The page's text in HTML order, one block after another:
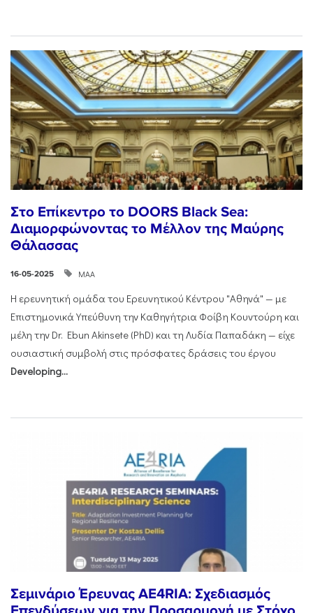
Στο Επίκεντρο το DOORS Black Sea:
Διαμορφώνοντας το Μέλλον της Μαύρης
Θάλασσας
16-05-2025 ΜΑΑ
Η ερευνητική ομάδα του Ερευνητικού Κέντρου "Αθηνά" — με
Επιστημονικά Υπεύθυνη την Καθηγήτρια Φοίβη Κουντούρη και
μέλη την Dr. Ebun Akinsete (PhD) και τη Λυδία Παπαδάκη — είχε
ουσιαστική συμβολή στις πρόσφατες δράσεις του έργου
Developing...
Σεμινάριο Έρευνας AE4RIA: Σχεδιασμός